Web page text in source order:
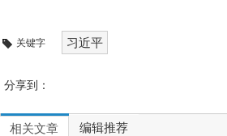
关键字 习近平
分享到：
相关文章 编辑推荐